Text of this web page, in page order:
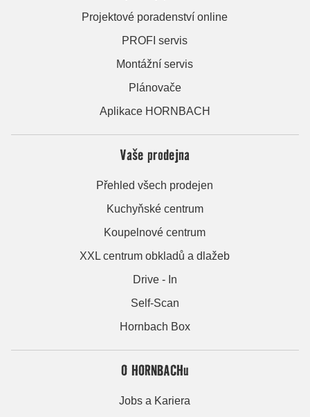
Projektové poradenství online
PROFI servis
Montážní servis
Plánovače
Aplikace HORNBACH
Vaše prodejna
Přehled všech prodejen
Kuchyňské centrum
Koupelnové centrum
XXL centrum obkladů a dlažeb
Drive - In
Self-Scan
Hornbach Box
O HORNBACHu
Jobs a Kariera